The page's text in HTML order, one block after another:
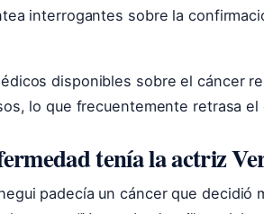
interrogantes sobre la
disponibles sobre el cáncer
lo que frecuentemente retrasa
tenía la actriz
padecía un cáncer que